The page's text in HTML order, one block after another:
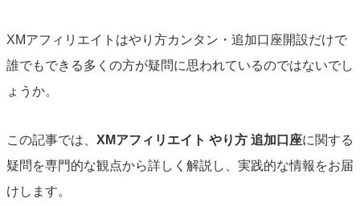
XMアフィリエイトはやり方カンタン・追加口座開設だけで
誰でもできる多くの方が疑問に思われているのではないでし
ょうか。
この記事では、 XMアフィリエイト やり方 追加口座に関する
疑問を専門的な観点から詳しく解説し、実践的な情報をお届
けします。